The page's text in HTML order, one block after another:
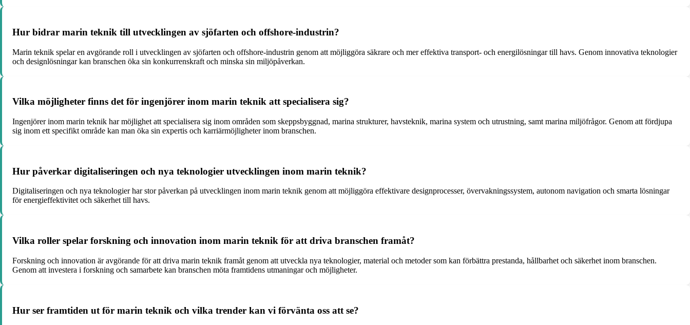
Hur bidrar marin teknik till utvecklingen av sjöfarten och offshore-industrin?
Marin teknik spelar en avgörande roll i utvecklingen av sjöfarten och offshore-industrin genom att möjliggöra säkrare och mer effektiva transport- och energilösningar till havs. Genom innovativa teknologier
och designlösningar kan branschen öka sin konkurrenskraft och minska sin miljöpåverkan.
Vilka möjligheter finns det för ingenjörer inom marin teknik att specialisera sig?
Ingenjörer inom marin teknik har möjlighet att specialisera sig inom områden som skeppsbyggnad, marina strukturer, havsteknik, marina system och utrustning, samt marina miljöfrågor. Genom att fördjupa
sig inom ett specifikt område kan man öka sin expertis och karriärmöjligheter inom branschen.
Hur påverkar digitaliseringen och nya teknologier utvecklingen inom marin teknik?
Digitaliseringen och nya teknologier har stor påverkan på utvecklingen inom marin teknik genom att möjliggöra effektivare designprocesser, övervakningssystem, autonom navigation och smarta lösningar
för energieffektivitet och säkerhet till havs.
Vilka roller spelar forskning och innovation inom marin teknik för att driva branschen framåt?
Forskning och innovation är avgörande för att driva marin teknik framåt genom att utveckla nya teknologier, material och metoder som kan förbättra prestanda, hållbarhet och säkerhet inom branschen.
Genom att investera i forskning och samarbete kan branschen möta framtidens utmaningar och möjligheter.
Hur ser framtiden ut för marin teknik och vilka trender kan vi förvänta oss att se?